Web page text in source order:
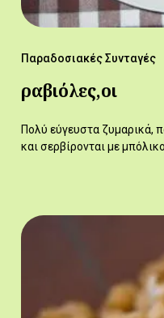
Παραδοσιακές Συνταγές
ραβιόλες,οι
Πολύ εύγευστα ζυμαρικά,
και σερβίρονται με